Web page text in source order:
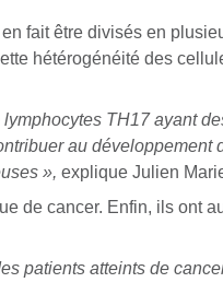
fait être divisés en
hétérogénéité des
TH17 ayant
au développement
», explique Julien
de cancer. Enfin, ils ont
patients atteints de